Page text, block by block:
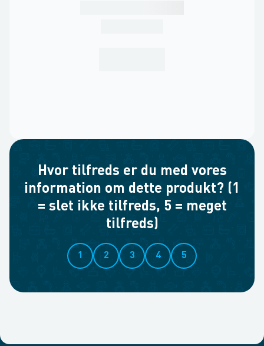
Hvor tilfreds er du med vores
information om dette produkt? (1
= slet ikke tilfreds, 5 = meget
tilfreds)
1 2 3 4 5